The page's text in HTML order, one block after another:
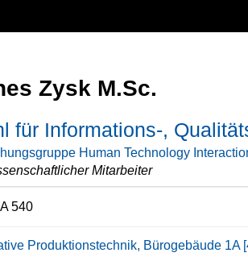
Zysk M.Sc.
für Informations-,
Human Technology
Mitarbeiter
540
Produktionstechnik, Bürogebäude 1A